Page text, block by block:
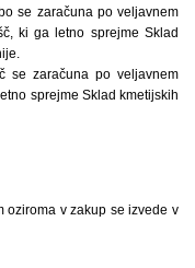
se zaračuna po veljavnem
ki ga letno sprejme Sklad
se zaračuna po veljavnem
sprejme Sklad kmetijskih
oziroma v zakup se izvede v